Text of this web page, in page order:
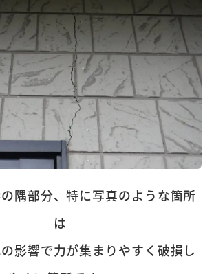
隅部分、特に写真のような箇所
は
影響で力が集まりやすく破損し